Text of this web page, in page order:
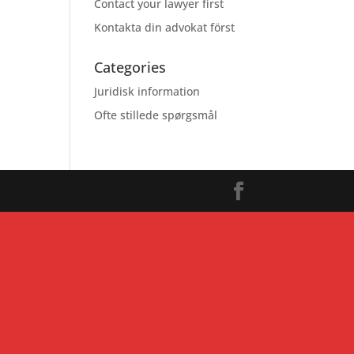
Contact your lawyer first
Kontakta din advokat först
Categories
Juridisk information
Ofte stillede spørgsmål